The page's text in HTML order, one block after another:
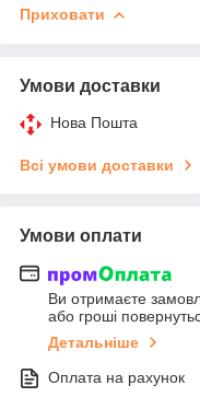
Приховати
Умови доставки
Нова Пошта
Всі умови доставки
Умови оплати
Ви отримаєте
або гроші
Детальніше
Оплата на рахунок